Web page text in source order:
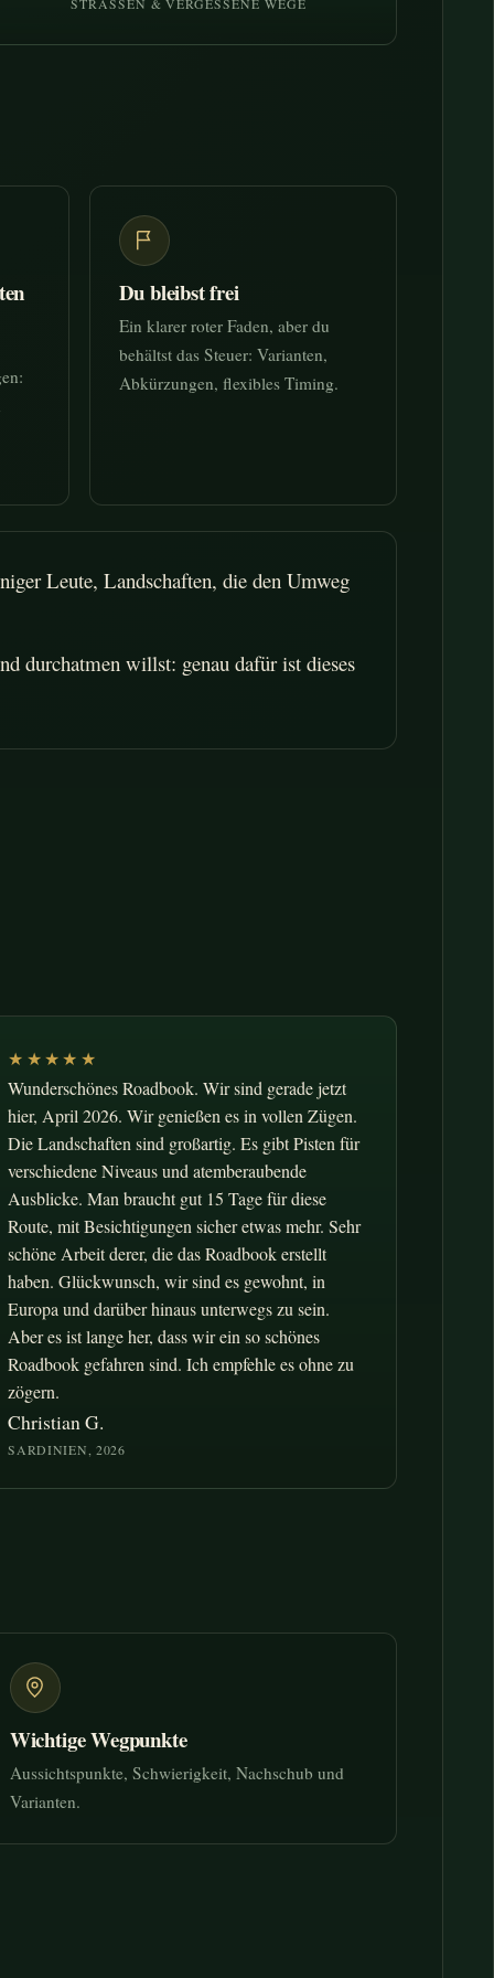
STRASSEN & VERGESSENE WEGE
Du bleibst frei
Ein klarer roter Faden, aber du
behältst das Steuer: Varianten,
Abkürzungen, flexibles Timing.
Leute, Landschaften, die den Umweg
durchatmen willst: genau dafür ist dieses
★★★★★
Wunderschönes Roadbook. Wir sind gerade jetzt
hier, April 2026. Wir genießen es in vollen Zügen.
Die Landschaften sind großartig. Es gibt Pisten für
verschiedene Niveaus und atemberaubende
Ausblicke. Man braucht gut 15 Tage für diese
Route, mit Besichtigungen sicher etwas mehr. Sehr
schöne Arbeit derer, die das Roadbook erstellt
haben. Glückwunsch, wir sind es gewohnt, in
Europa und darüber hinaus unterwegs zu sein.
Aber es ist lange her, dass wir ein so schönes
Roadbook gefahren sind. Ich empfehle es ohne zu
zögern.
Christian G.
SARDINIEN, 2026
Wichtige Wegpunkte
Aussichtspunkte, Schwierigkeit, Nachschub und
Varianten.